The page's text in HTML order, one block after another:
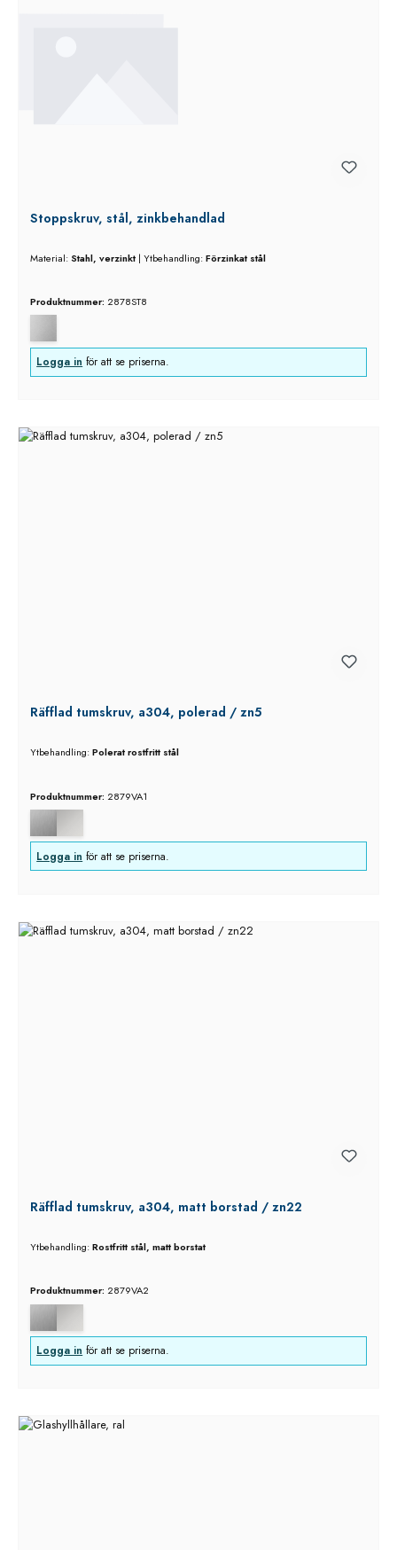
Stoppskruv, stål, zinkbehandlad
Material:Stahl, verzinkt | Ytbehandling:Förzinkat stål
Produktnummer: 2878ST8
Logga in för att se priserna.
Räfflad tumskruv, a304, polerad / zn5
Ytbehandling:Polerat rostfritt stål
Produktnummer: 2879VA1
Logga in för att se priserna.
Räfflad tumskruv, a304, matt borstad / zn22
Ytbehandling:Rostfritt stål, matt borstat
Produktnummer: 2879VA2
Logga in för att se priserna.